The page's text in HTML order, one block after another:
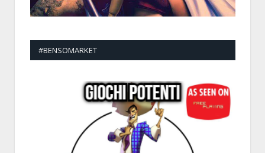
#BENSOMARKET